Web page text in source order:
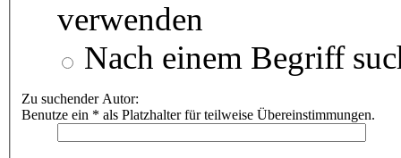
verwenden
Nach einem Begriff
Zu suchender Autor:
Benutze ein * als Platzhalter für teilweise Übereinstimmungen.